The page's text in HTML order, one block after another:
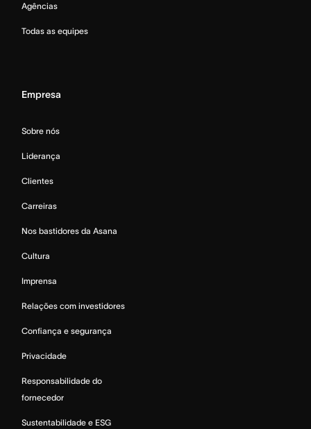
Agências
Todas as equipes
Empresa
Sobre nós
Liderança
Clientes
Carreiras
Nos bastidores da Asana
Cultura
Imprensa
Relações com investidores
Confiança e segurança
Privacidade
Responsabilidade do
fornecedor
Sustentabilidade e ESG